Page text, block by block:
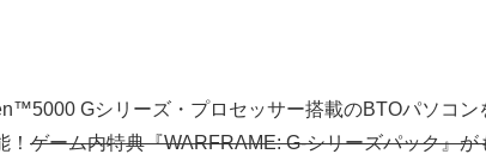
Gシリーズ・プロセッサー搭載のBTOパソコン
ゲーム内特典『WARFRAME: G-シリーズパック』が